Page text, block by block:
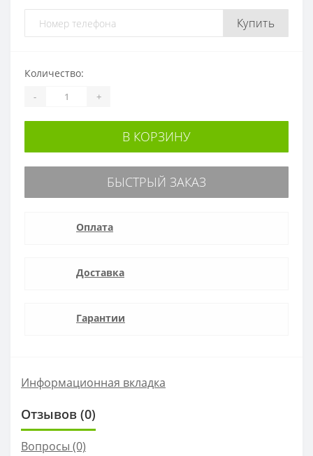
Купить
Количество:
- +
В КОРЗИНУ
БЫСТРЫЙ ЗАКАЗ
Оплата
Доставка
Гарантии
Информационная вкладка
Отзывов (0)
Вопросы (0)